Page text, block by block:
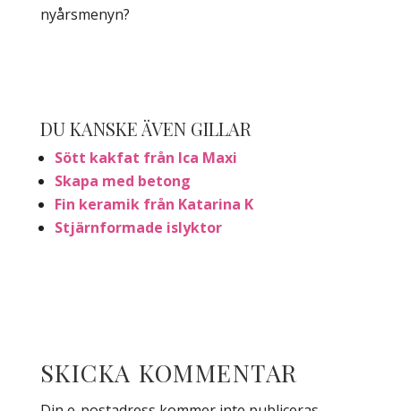
nyårsmenyn?
DU KANSKE ÄVEN GILLAR
Sött kakfat från Ica Maxi
Skapa med betong
Fin keramik från Katarina K
Stjärnformade islyktor
SKICKA KOMMENTAR